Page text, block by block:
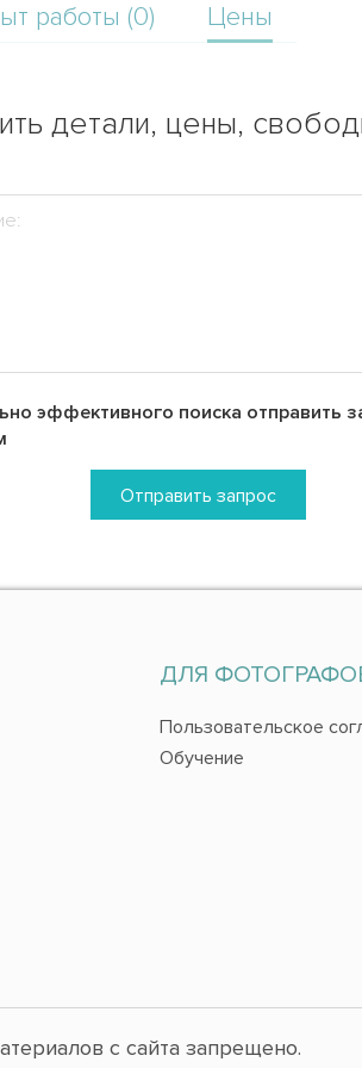
работы (0) Цены
детали, цены,
эффективного поиска отправить
Отправить запрос
ДЛЯ
Пользовательское
Обучение
с сайта запрещено.